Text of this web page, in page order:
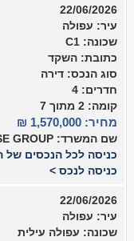
22/06/2026
עיר: עפולה
שכונה: C1
כתובת: השקד
סוג הנכס: דירה
חדרים: 4
קומה: 2 מתוך 7
מחיר: 1,570,000 ₪
שם המשרד: DESE GROUP
כניסה לכל הנכסים
כניסה לנכס >
22/06/2026
עיר: עפולה
שכונה: עפולה עילית